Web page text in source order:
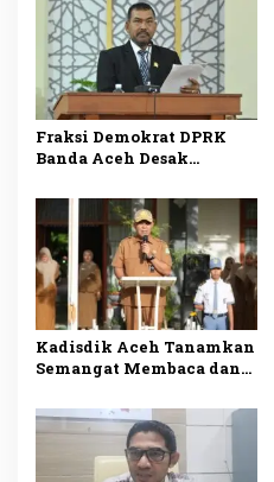
Fraksi Demokrat DPRK
Banda Aceh Desak
Pelaksanaan SPMB 2026
Kadisdik Aceh Tanamkan
Semangat Membaca dan
Penutupan MPLS SMAN 2
Banda Aceh